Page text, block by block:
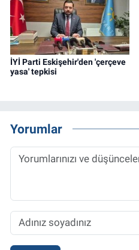
İYİ Parti Eskişehir'den 'çerçeve
yasa' tepkisi
Yorumlar